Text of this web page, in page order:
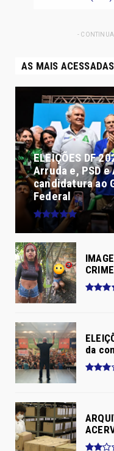
-
AS MAIS
ELEIÇÕES DF
Arruda e, PSD
candidatura ao
Federal
da